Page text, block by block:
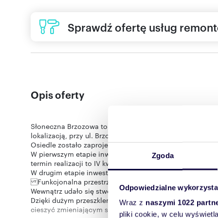
Zgoda
Odpowiedzialne
Wraz z naszymi 1022
pliki cookie, w celu
Sprawdź ofertę usług
Opis oferty
Słoneczna Brzozowa to kameralne osiedle domów
lokalizacją, przy ul. Brzozowej, w podkrakowskich
Osiedle zostało zaprojektowane tak, aby można było
W pierwszym etapie inwestycji zostanie zrealizowanych
termin realizacji to IV kw. 2024.
W drugim etapie inwestor planuje wybudować kolejne 18
Funkcjonalna przestrzeń
Wewnątrz udało się stworzyć prawdziwie funkcjonalną
Dzięki dużym przeszkleniom mieszkańcy mają
cieszyć zmieniającym się krajobrazem przez wszystkie